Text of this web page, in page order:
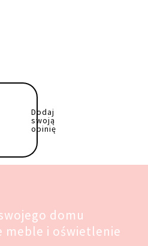
Dodaj
swoją
opinię
domu
meble i oświetlenie